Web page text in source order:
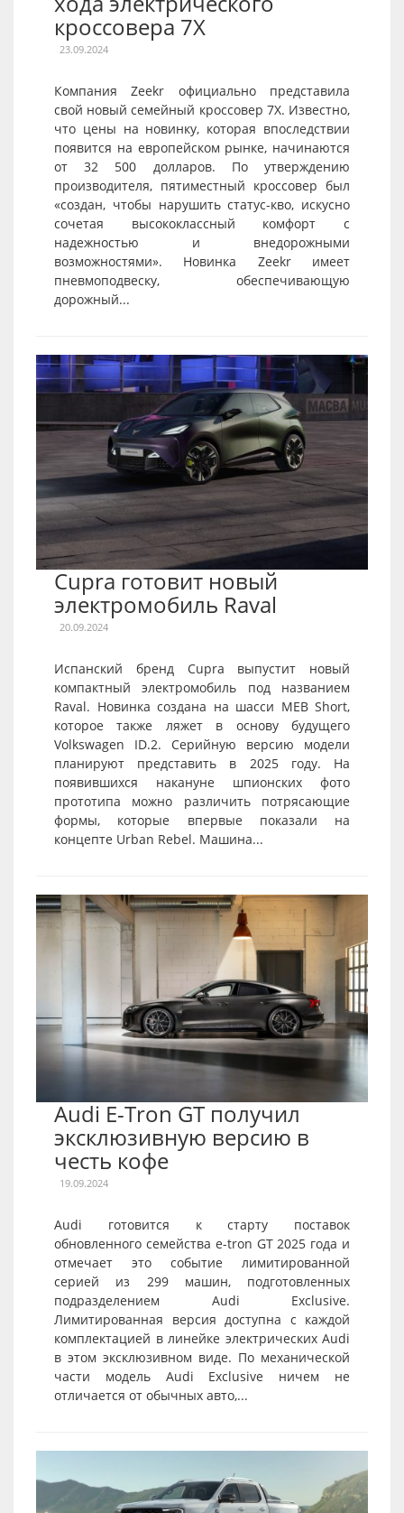
кроссовера 7X
23.09.2024
Компания Zeekr официально представила
свой новый семейный кроссовер 7X. Известно,
что цены на новинку, которая впоследствии
появится на европейском рынке, начинаются
от 32 500 долларов. По утверждению
производителя, пятиместный кроссовер был
«создан, чтобы нарушить статус-кво, искусно
сочетая высококлассный комфорт с
надежностью и внедорожными
возможностями». Новинка Zeekr имеет
пневмоподвеску, обеспечивающую
дорожный...
Cupra готовит новый
электромобиль Raval
20.09.2024
Испанский бренд Cupra выпустит новый
компактный электромобиль под названием
Raval. Новинка создана на шасси MEB Short,
которое также ляжет в основу будущего
Volkswagen ID.2. Серийную версию модели
планируют представить в 2025 году. На
появившихся накануне шпионских фото
прототипа можно различить потрясающие
формы, которые впервые показали на
концепте Urban Rebel. Машина...
Audi E-Tron GT получил
эксклюзивную версию в
честь кофе
19.09.2024
Audi готовится к старту поставок
обновленного семейства e-tron GT 2025 года и
отмечает это событие лимитированной
серией из 299 машин, подготовленных
подразделением Audi Exclusive.
Лимитированная версия доступна с каждой
комплектацией в линейке электрических Audi
в этом эксклюзивном виде. По механической
части модель Audi Exclusive ничем не
отличается от обычных авто,...